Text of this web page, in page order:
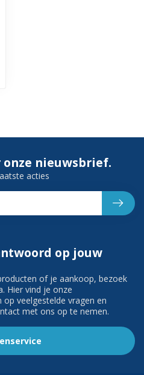
op jouw
of je aankoop, bezoek
Hier vind je onze
veelgestelde vragen en
met ons op te nemen.
nieuwsbrief.
acties